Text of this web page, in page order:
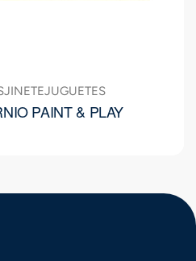
JINETEJUGUETES
PAINT & PLAY